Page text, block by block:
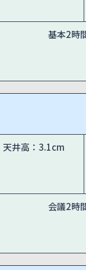
基本2時
天井高：3.1cm
会議2時